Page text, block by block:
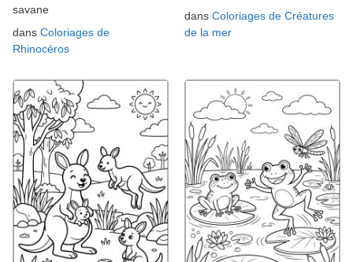
savane
dans Coloriages de
Rhinocéros
dans Coloriages de Créatures
de la mer